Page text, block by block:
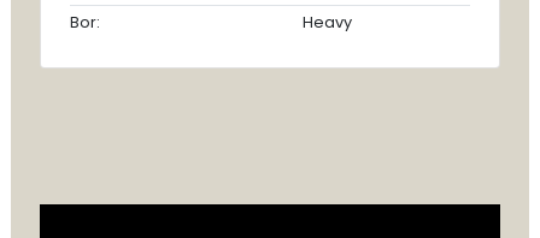
Bor:
Heavy